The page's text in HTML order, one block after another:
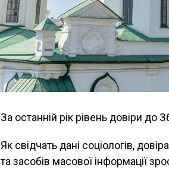
За останній рік рівень довіри до
Як свідчать дані соціологів,
та засобів масової інформації